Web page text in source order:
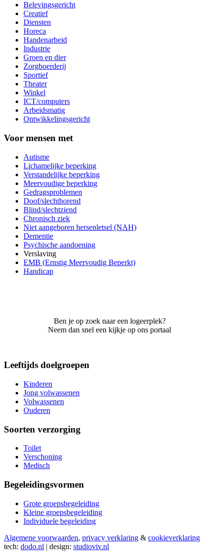
Belevingsgericht
Creatief
Diensten
Horeca
Handenarbeid
Industrie
Groen en dier
Zorgboerderij
Sportief
Theater
Winkel
ICT/computers
Arbeidsmatig
Ontwikkelingsgericht
Voor mensen met
Autisme
Lichamelijke beperking
Verstandelijke beperking
Meervoudige beperking
Gedragsproblemen
Doof/slechthorend
Blind/slechtziend
Chronisch ziek
Niet aangeboren hersenletsel (NAH)
Dementie
Psychische aandoening
Verslaving
EMB (Ernstig Meervoudig Beperkt)
Handicap
Ben je op zoek naar een logeerplek?
Neem dan snel een kijkje op ons portaal
Leeftijds doelgroepen
Kinderen
Jong volwassenen
Volwassenen
Ouderen
Soorten verzorging
Toilet
Verschoning
Medisch
Begeleidingsvormen
Grote groepsbegeleiding
Kleine groepsbegeleiding
Individuele begeleiding
Algemene voorwaarden, privacy verklaring & cookieverklaring
tech: dodo.nl | design: studioviv.nl